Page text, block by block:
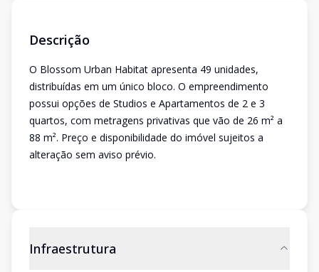
Descrição
O Blossom Urban Habitat apresenta 49 unidades,
distribuídas em um único bloco. O empreendimento
possui opções de Studios e Apartamentos de 2 e 3
quartos, com metragens privativas que vão de 26 m² a
88 m². Preço e disponibilidade do imóvel sujeitos a
alteração sem aviso prévio.
Infraestrutura